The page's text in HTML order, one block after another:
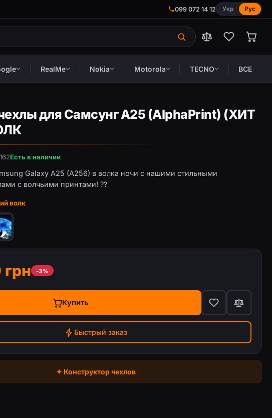
099 072 14 12 Укр Рус
RealMe Nokia Motorola TECNO ВСЕ
для Самсунг А25 (AlphaPrint) (ХИТ
Есть в наличии
Galaxy A25 (A256) в волка ночи с нашими стильными
с волчьими принтами! ??
волк
-3%
Купить
Быстрый заказ
✦ Конструктор чехлов